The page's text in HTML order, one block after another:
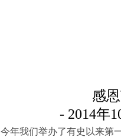
感
- 2014年
今年我们举办了有史以来第